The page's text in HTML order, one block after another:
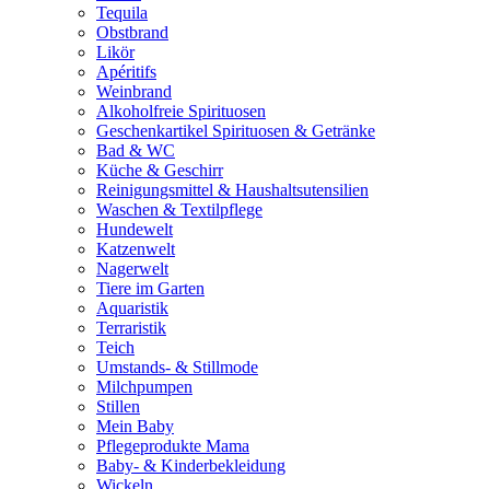
Tequila
Obstbrand
Likör
Apéritifs
Weinbrand
Alkoholfreie Spirituosen
Geschenkartikel Spirituosen & Getränke
Bad & WC
Küche & Geschirr
Reinigungsmittel & Haushaltsutensilien
Waschen & Textilpflege
Hundewelt
Katzenwelt
Nagerwelt
Tiere im Garten
Aquaristik
Terraristik
Teich
Umstands- & Stillmode
Milchpumpen
Stillen
Mein Baby
Pflegeprodukte Mama
Baby- & Kinderbekleidung
Wickeln